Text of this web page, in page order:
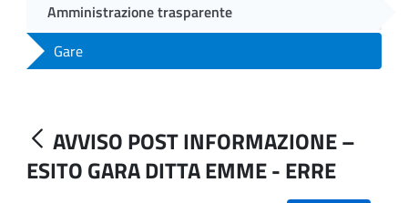
Amministrazione trasparente
Gare
AVVISO POST INFORMAZIONE –
ESITO GARA DITTA EMME - ERRE